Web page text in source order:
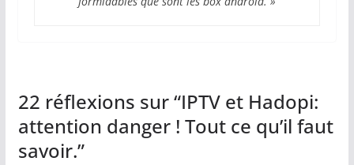
22 réflexions sur “IPTV et Hadopi:
attention danger ! Tout ce qu’il faut
savoir.”